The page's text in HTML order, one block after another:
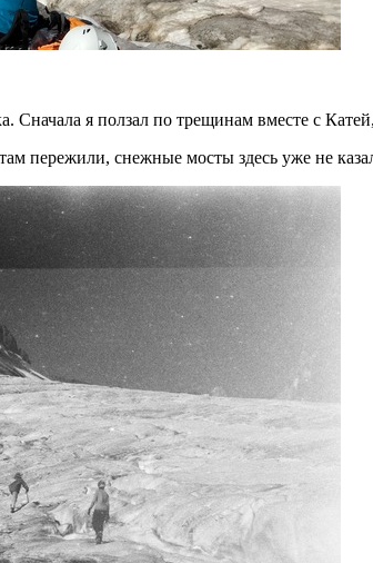
Сначала я ползал по трещинам вместе с
пережили, снежные мосты здесь уже не